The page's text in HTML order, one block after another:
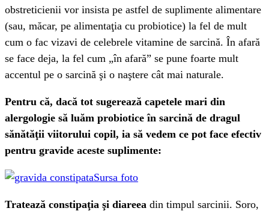
obstreticienii vor insista pe astfel de suplimente alimentare
(sau, măcar, pe alimentaţia cu probiotice) la fel de mult
cum o fac vizavi de celebrele vitamine de sarcină. În afară
se face deja, la fel cum „în afară” se pune foarte mult
accentul pe o sarcină şi o naştere cât mai naturale.
Pentru că, dacă tot sugerează capetele mari din
alergologie să luăm probiotice în sarcină de dragul
sănătăţii viitorului copil, ia să vedem ce pot face efectiv
pentru gravide aceste suplimente:
Sursa foto
Tratează constipaţia şi diareea din timpul sarcinii. Soro,